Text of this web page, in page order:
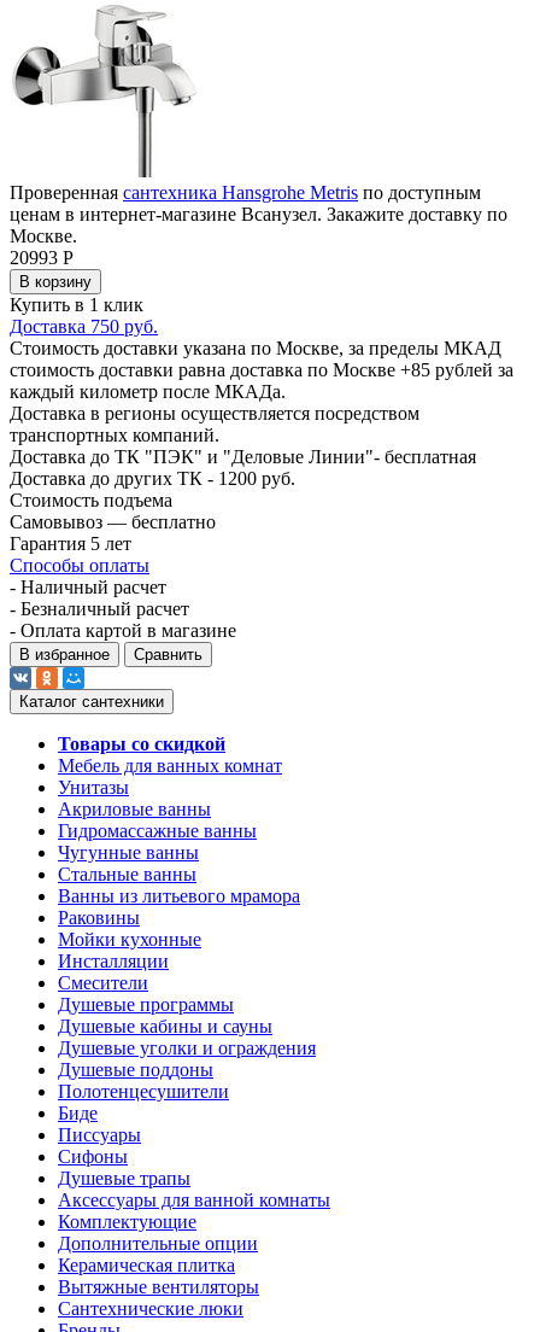
Проверенная сантехника Hansgrohe Metris по доступным
ценам в интернет-магазине Всанузел. Закажите доставку по
Москве.
20993 Р
В корзину
Купить в 1 клик
Доставка 750 руб.
Стоимость доставки указана по Москве, за пределы МКАД
стоимость доставки равна доставка по Москве +85 рублей за
каждый километр после МКАДа.
Доставка в регионы осуществляется посредством
транспортных компаний.
Доставка до ТК "ПЭК" и "Деловые Линии"- бесплатная
Доставка до других ТК - 1200 руб.
Стоимость подъема
Самовывоз — бесплатно
Гарантия 5 лет
Способы оплаты
- Наличный расчет
- Безналичный расчет
- Оплата картой в магазине
В избранное Сравнить
Каталог сантехники
Товары со скидкой
Мебель для ванных комнат
Унитазы
Акриловые ванны
Гидромассажные ванны
Чугунные ванны
Стальные ванны
Ванны из литьевого мрамора
Раковины
Мойки кухонные
Инсталляции
Смесители
Душевые программы
Душевые кабины и сауны
Душевые уголки и ограждения
Душевые поддоны
Полотенцесушители
Биде
Писсуары
Сифоны
Душевые трапы
Аксессуары для ванной комнаты
Комплектующие
Дополнительные опции
Керамическая плитка
Вытяжные вентиляторы
Сантехнические люки